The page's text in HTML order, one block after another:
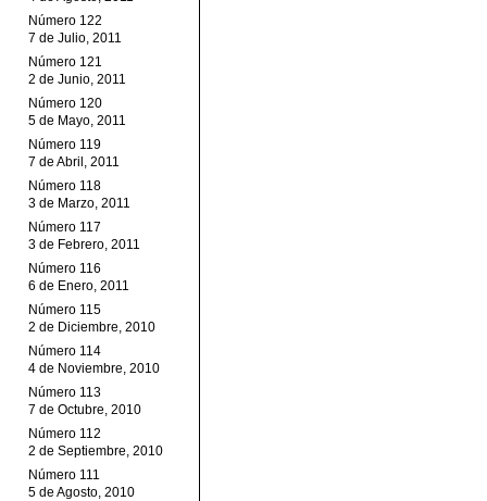
Número 122
7 de Julio, 2011
Número 121
2 de Junio, 2011
Número 120
5 de Mayo, 2011
Número 119
7 de Abril, 2011
Número 118
3 de Marzo, 2011
Número 117
3 de Febrero, 2011
Número 116
6 de Enero, 2011
Número 115
2 de Diciembre, 2010
Número 114
4 de Noviembre, 2010
Número 113
7 de Octubre, 2010
Número 112
2 de Septiembre, 2010
Número 111
5 de Agosto, 2010